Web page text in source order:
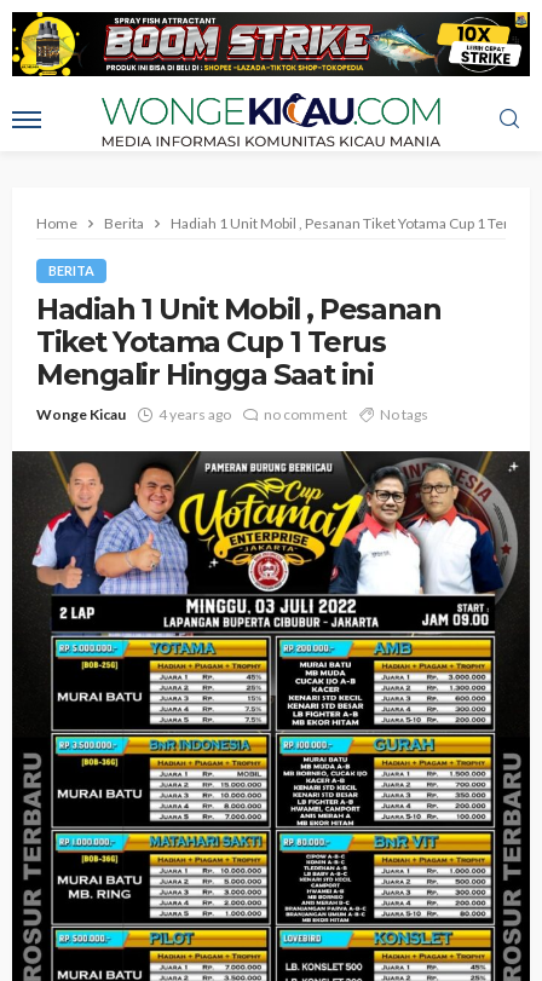
Home Berita Hadiah 1 Unit Mobil , Pesanan Tiket Yotama Cup 1 Terus
BERITA
Hadiah 1 Unit Mobil , Pesanan
Tiket Yotama Cup 1 Terus
Mengalir Hingga Saat ini
Wonge Kicau 4 years ago no comment No tags